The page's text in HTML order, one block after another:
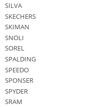
SILVA
SKECHERS
SKIMAN
SNOLI
SOREL
SPALDING
SPEEDO
SPONSER
SPYDER
SRAM